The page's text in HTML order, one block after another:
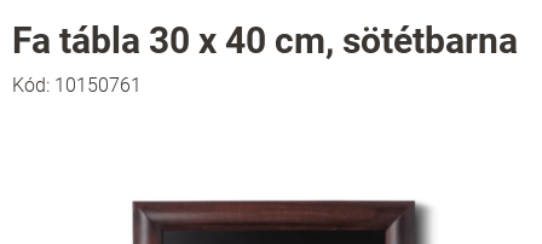
Fa tábla 30 x 40 cm, sötétbarna
Kód: 10150761